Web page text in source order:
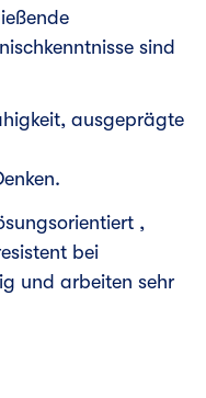
sind
ausgeprägte
,
bei
und arbeiten sehr